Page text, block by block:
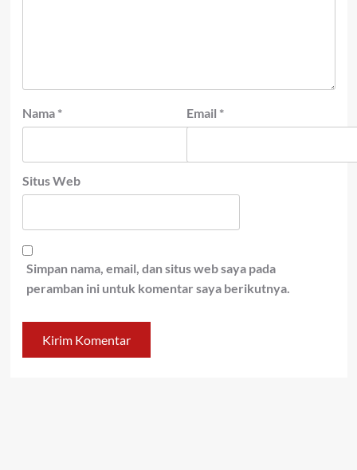
Nama * Email *
Situs Web
Simpan nama, email, dan situs web saya pada
peramban ini untuk komentar saya berikutnya.